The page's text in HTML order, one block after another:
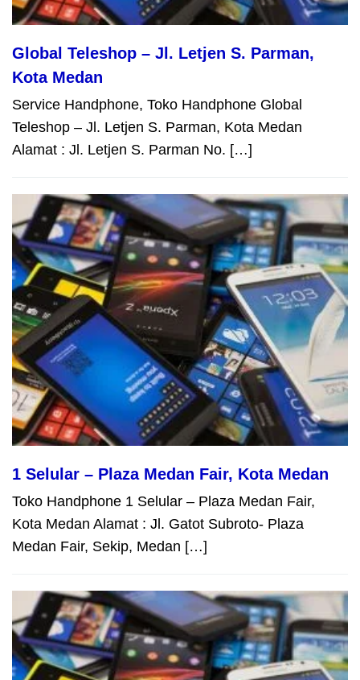
Global Teleshop – Jl. Letjen S. Parman,
Kota Medan
Service Handphone, Toko Handphone Global
Teleshop – Jl. Letjen S. Parman, Kota Medan
Alamat : Jl. Letjen S. Parman No. […]
1 Selular – Plaza Medan Fair, Kota Medan
Toko Handphone 1 Selular – Plaza Medan Fair,
Kota Medan Alamat : Jl. Gatot Subroto- Plaza
Medan Fair, Sekip, Medan […]